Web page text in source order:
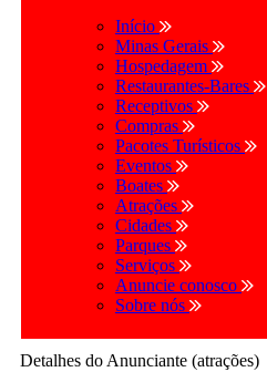
Início
Minas Gerais
Hospedagem
Restaurantes-Bares
Receptivos
Compras
Pacotes Turísticos
Eventos
Boates
Atrações
Cidades
Parques
Serviços
Anuncie conosco
Sobre nós
Detalhes do Anunciante (atrações)